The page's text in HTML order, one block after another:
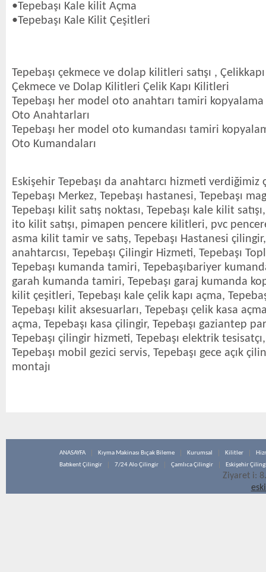
•Tepebaşı Kale kilit Açma
•Tepebaşı Kale Kilit Çeşitleri
Tepebaşı çekmece ve dolap kilitleri satışı , Çelikkapı
Çekmece ve Dolap Kilitleri Çelik Kapı Kilitleri
Tepebaşı her model oto anahtarı tamiri
Oto Anahtarları
Tepebaşı her model oto kumandası tamiri
Oto Kumandaları
Eskişehir Tepebaşı da anahtarcı hizmeti verdiğimiz
Tepebaşı Merkez, Tepebaşı hastanesi, Tepebaşı
Tepebaşı kilit satış noktası, Tepebaşı kale kilit
ito kilit satışı, pimapen pencere kilitleri, pvc
asma kilit tamir ve satış, Tepebaşı Hastanesi
anahtarcısı, Tepebaşı Çilingir Hizmeti, Tepebaşı
Tepebaşı kumanda tamiri, Tepebaşıbariyer
garah kumanda tamiri, Tepebaşı garaj kumanda
kilit çeşitleri, Tepebaşı kale çelik kapı açma,
Tepebaşı kilit aksesuarları, Tepebaşı çelik kasa
açma, Tepebaşı kasa çilingir, Tepebaşı gaziantep
Tepebaşı çilingir hizmeti, Tepebaşı elektrik
Tepebaşı mobil gezici servis, Tepebaşı gece açık
montajı
ANASAYFA Kıyma Makinası Bıçak Bileme Kurumsal Kilitler
Batıkent Çilingir
7/24 Alo Çilingir Çamlıca Çilingir Eskişehir
Ziyaret i: